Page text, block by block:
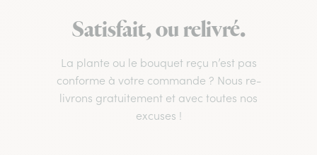
Satisfait, ou relivré.
La plante ou le bouquet reçu n’est pas
conforme à votre commande ? Nous re-
livrons gratuitement et avec toutes nos
excuses !